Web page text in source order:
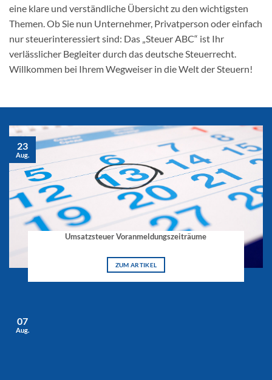
eine klare und verständliche Übersicht zu den wichtigsten
Themen. Ob Sie nun Unternehmer, Privatperson oder einfach
nur steuerinteressiert sind: Das „Steuer ABC“ ist Ihr
verlässlicher Begleiter durch das deutsche Steuerrecht.
Willkommen bei Ihrem Wegweiser in die Welt der Steuern!
Umsatzsteuer Voranmeldungszeiträume
ZUM ARTIKEL
23
Aug.
07
Aug.